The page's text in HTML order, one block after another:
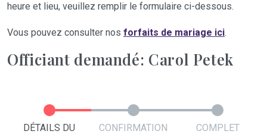
heure et lieu, veuillez remplir le formulaire ci-dessous.
Vous pouvez consulter nos forfaits de mariage ici.
Officiant demandé: Carol Petek
DÉTAILS DU
CONFIRMATION COMPLET